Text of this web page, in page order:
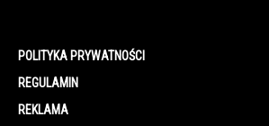
POLITYKA PRYWATNOŚCI
REGULAMIN
REKLAMA